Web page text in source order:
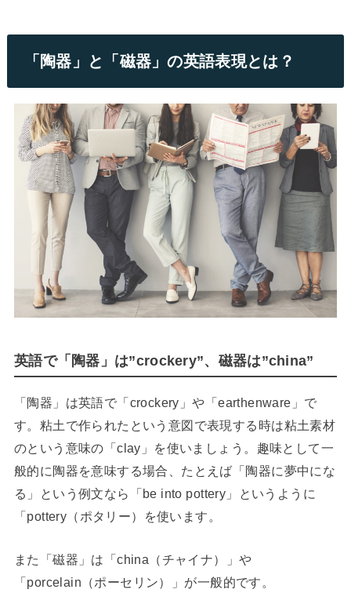
「陶器」と「磁器」の英語表現とは？
英語で「陶器」は”crockery”、磁器は”china”
「陶器」は英語で「crockery」や「earthenware」で
す。粘土で作られたという意図で表現する時は粘土素材
のという意味の「clay」を使いましょう。趣味として一
般的に陶器を意味する場合、たとえば「陶器に夢中にな
る」という例文なら「be into pottery」というように
「pottery（ポタリー）を使います。
また「磁器」は「china（チャイナ）」や
「porcelain（ポーセリン）」が一般的です。